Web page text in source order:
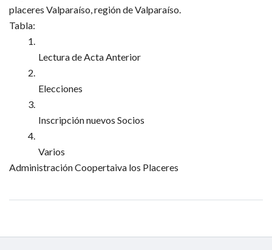
placeres Valparaíso, región de Valparaíso.
Tabla:
Lectura de Acta Anterior
Elecciones
Inscripción nuevos Socios
Varios
Administración Coopertaiva los Placeres